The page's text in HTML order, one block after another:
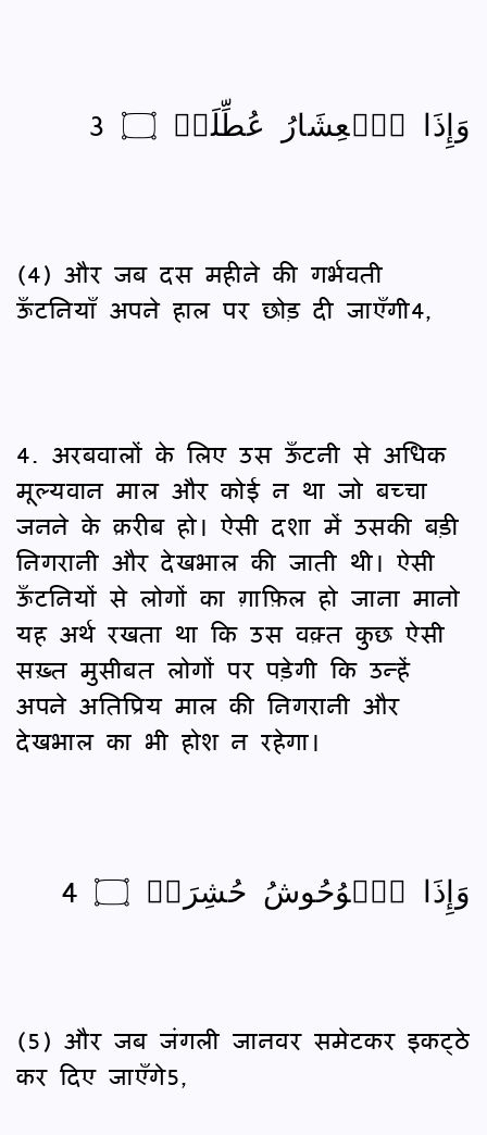
وَإِذَا ٱلۡعِشَارُ عُطِّلَتۡ ۝ 3
(4) और जब दस महीने की गर्भवती
ऊँटनियाँ अपने हाल पर छोड़ दी जाएँगी4,
4. अरबवालों के लिए उस ऊँटनी से अधिक
मूल्यवान माल और कोई न था जो बच्चा
जनने के क़रीब हो। ऐसी दशा में उसकी बड़ी
निगरानी और देखभाल की जाती थी। ऐसी
ऊँटनियों से लोगों का ग़ाफ़िल हो जाना मानो
यह अर्थ रखता था कि उस वक़्त कुछ ऐसी
सख़्त मुसीबत लोगों पर पड़ेगी कि उन्हें
अपने अतिप्रिय माल की निगरानी और
देखभाल का भी होश न रहेगा।
وَإِذَا ٱلۡوُحُوشُ حُشِرَتۡ ۝ 4
(5) और जब जंगली जानवर समेटकर इकट्ठे
कर दिए जाएँगे5,